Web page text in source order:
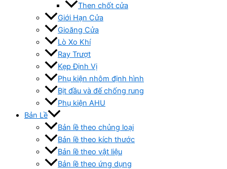
Then chốt cửa
Giới Hạn Cửa
Gioăng Cửa
Lò Xo Khí
Ray Trượt
Kẹp Định Vị
Phụ kiện nhôm định hình
Bịt đầu và đế chống rung
Phụ kiện AHU
Bản Lề
Bản lề theo chủng loại
Bản lề theo kích thước
Bản lề theo vật liệu
Bản lề theo ứng dụng